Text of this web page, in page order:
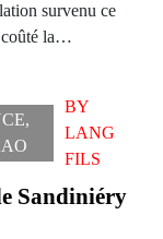
survenu ce
coûté la…
,
BY
LANG
FILS
Sandiniéry